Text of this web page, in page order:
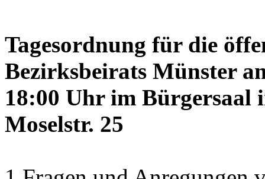
Tagesordnung für die
Bezirksbeirats Münster
18:00 Uhr im
Moselstr. 25